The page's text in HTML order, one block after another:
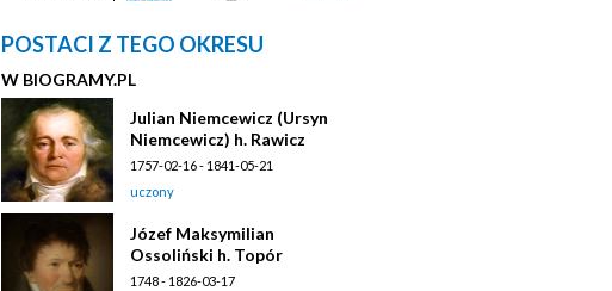
POSTACI Z TEGO OKRESU
W BIOGRAMY.PL
Julian Niemcewicz (Ursyn
Niemcewicz) h. Rawicz
1757-02-16 - 1841-05-21
uczony
Józef Maksymilian
Ossoliński h. Topór
1748 - 1826-03-17